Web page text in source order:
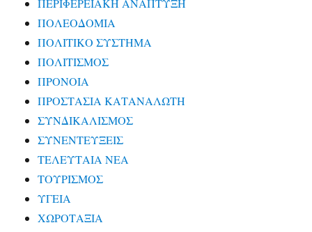
ΠΟΛΕΟΔΟΜΙΑ
ΠΟΛΙΤΙΚΟ ΣΥΣΤΗΜΑ
ΠΟΛΙΤΙΣΜΟΣ
ΠΡΟΝΟΙΑ
ΠΡΟΣΤΑΣΙΑ ΚΑΤΑΝΑΛΩΤΗ
ΣΥΝΔΙΚΑΛΙΣΜΟΣ
ΣΥΝΕΝΤΕΥΞΕΙΣ
ΤΕΛΕΥΤΑΙΑ ΝΕΑ
ΤΟΥΡΙΣΜΟΣ
ΥΓΕΙΑ
ΧΩΡΟΤΑΞΙΑ